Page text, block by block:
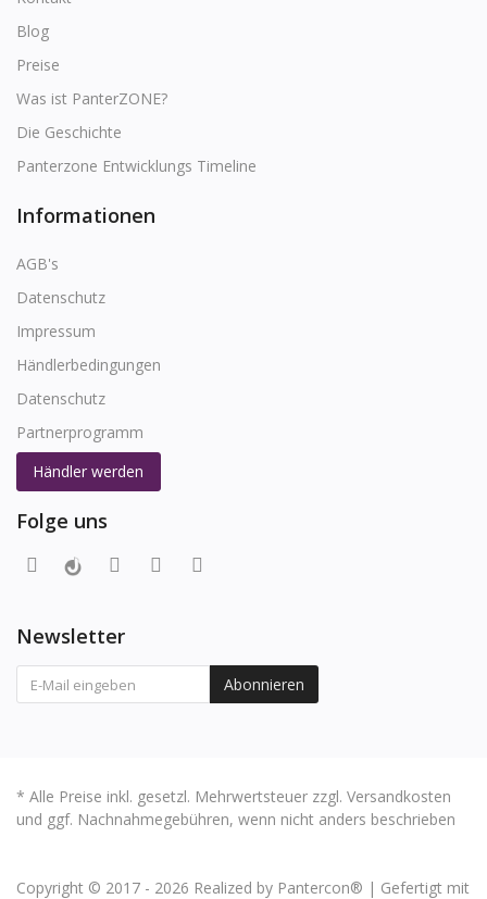
Blog
Preise
Was ist PanterZONE?
Die Geschichte
Panterzone Entwicklungs Timeline
Informationen
AGB's
Datenschutz
Impressum
Händlerbedingungen
Datenschutz
Partnerprogramm
Händler werden
Folge uns
Newsletter
Abonnieren
* Alle Preise inkl. gesetzl. Mehrwertsteuer zzgl. Versandkosten
und ggf. Nachnahmegebühren, wenn nicht anders beschrieben
Copyright © 2017 - 2026 Realized by Pantercon® | Gefertigt mit